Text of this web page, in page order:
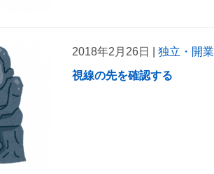
2018年2月26日 | 独立・開業
視線の先を確認する